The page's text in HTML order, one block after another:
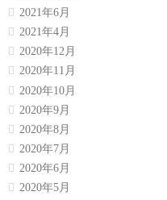
2021年6月
2021年4月
2020年12月
2020年11月
2020年10月
2020年9月
2020年8月
2020年7月
2020年6月
2020年5月